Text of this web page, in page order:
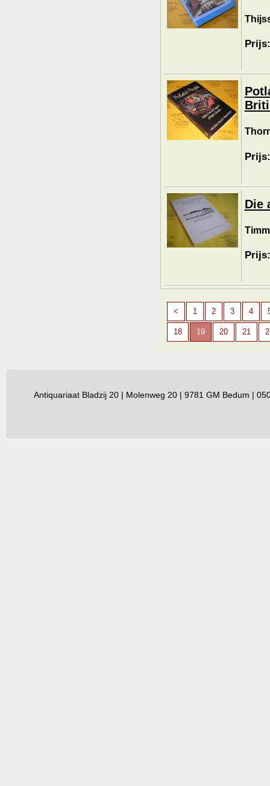
Die
< 1 2 3 4
18 19 20 21
Antiquariaat Bladzij 20 | Molenweg 20 | 9781 GM Bedum |